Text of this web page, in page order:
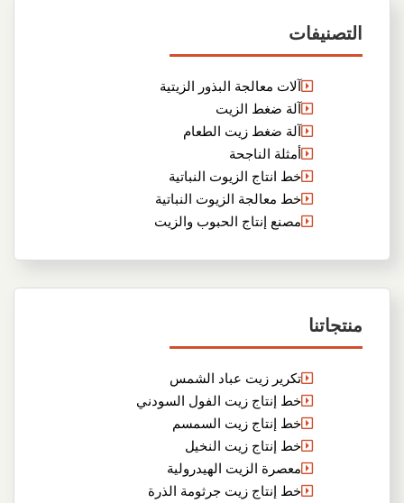
التصنيفات
آلات معالجة البذور الزيتية
آلة ضغط الزيت
آلة ضغط زيت الطعام
أمثلة الناجحة
خط انتاج الزيوت النباتية
خط معالجة الزيوت النباتية
مصنع إنتاج الحبوب والزيت
منتجاتنا
تكرير زيت عباد الشمس
خط إنتاج زيت الفول السودني
خط إنتاج زيت السمسم
خط إنتاج زيت النخيل
معصرة الزيت الهيدرولية
خط إنتاج زيت جرثومة الذرة